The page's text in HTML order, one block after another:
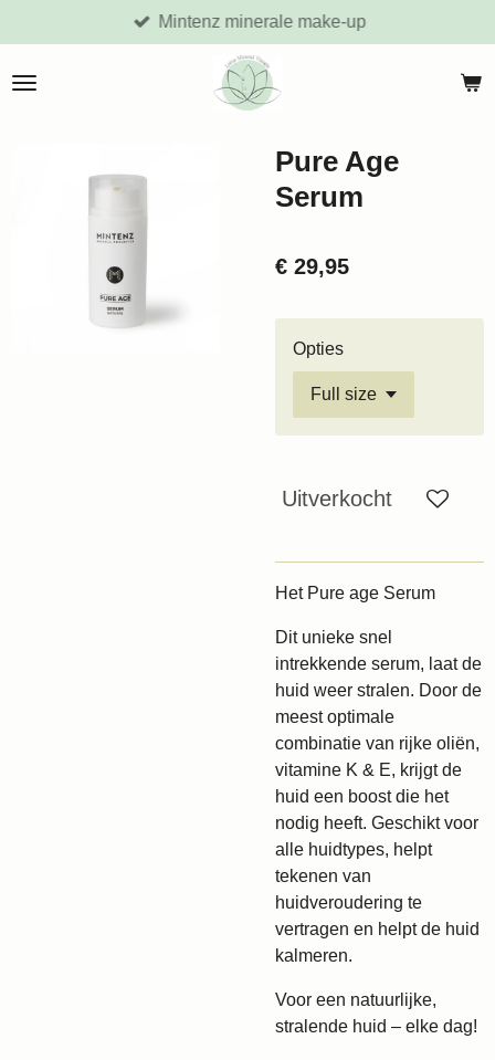
direct
naar
Mintenz minerale make-up
Pure Age
Serum
€ 29,95
Opties
Uitverkocht
Het Pure age Serum
Dit unieke snel
intrekkende serum, laat de
huid weer stralen. Door de
meest optimale
combinatie van rijke oliën,
vitamine K & E, krijgt de
huid een boost die het
nodig heeft. Geschikt voor
alle huidtypes, helpt
tekenen van
huidveroudering te
vertragen en helpt de huid
kalmeren.
Voor een natuurlijke,
stralende huid – elke dag!